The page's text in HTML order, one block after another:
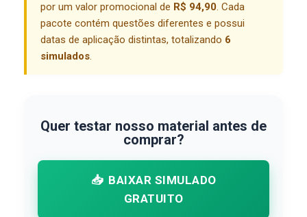
por um valor promocional de R$ 94,90. Cada
pacote contém questões diferentes e possui
datas de aplicação distintas, totalizando 6
simulados.
Quer testar nosso material antes de
comprar?
📥 BAIXAR SIMULADO
GRATUITO